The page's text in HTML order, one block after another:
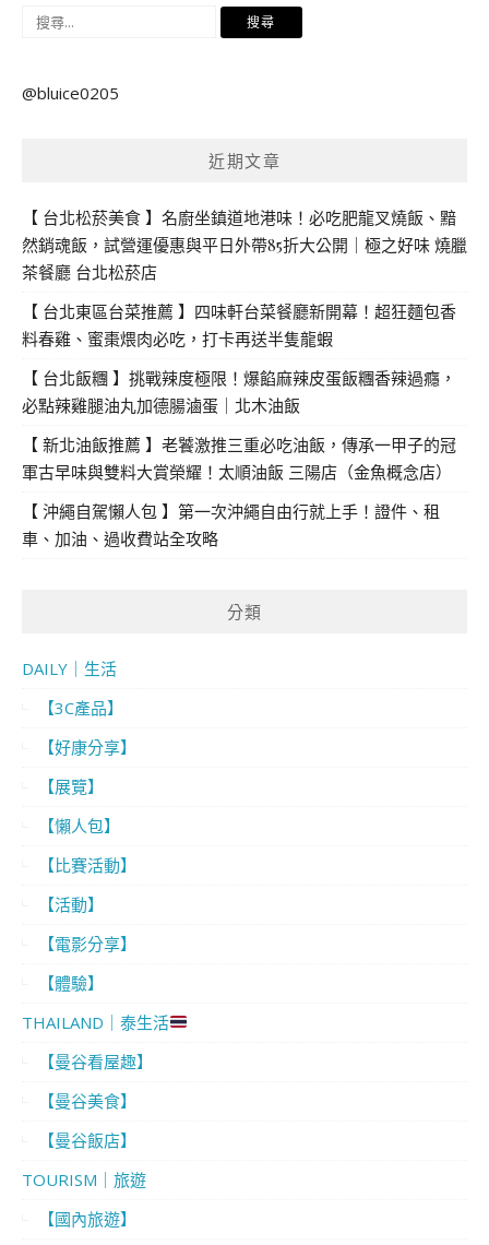
搜
鍵
@bluice0205
近期文章
【 台北松菸美食 】名廚坐鎮道地港味！必吃肥龍叉燒飯、黯
然銷魂飯，試營運優惠與平日外帶85折大公開｜極之好味 燒臘
茶餐廳 台北松菸店
【 台北東區台菜推薦 】四味軒台菜餐廳新開幕！超狂麵包香
料春雞、蜜棗煨肉必吃，打卡再送半隻龍蝦
【 台北飯糰 】挑戰辣度極限！爆餡麻辣皮蛋飯糰香辣過癮，
必點辣雞腿油丸加德腸滷蛋｜北木油飯
【 新北油飯推薦 】老饕激推三重必吃油飯，傳承一甲子的冠
軍古早味與雙料大賞榮耀！太順油飯 三陽店（金魚概念店）
【 沖繩自駕懶人包 】第一次沖繩自由行就上手！證件、租
車、加油、過收費站全攻略
分類
DAILY｜生活
【3C產品】
【好康分享】
【展覽】
【懶人包】
【比賽活動】
【活動】
【電影分享】
【體驗】
THAILAND｜泰生活
【曼谷看屋趣】
【曼谷美食】
【曼谷飯店】
TOURISM｜旅遊
【國內旅遊】